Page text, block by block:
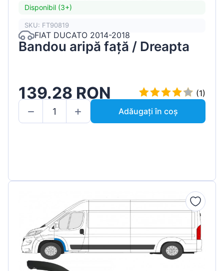
Disponibil (3+)
SKU: FT90819
FIAT DUCATO 2014-2018
Bandou aripă față / Dreapta
139.28 RON
(1)
Adăugați în coș